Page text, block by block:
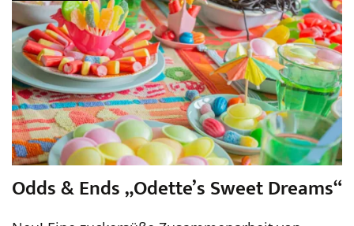
Odds & Ends „Odette’s Sweet Dreams“